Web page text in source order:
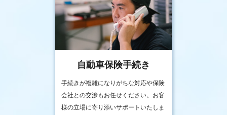
自動車保険手続き
手続きが複雑になりがちな対応や保険
会社との交渉もお任せください。お客
様の立場に寄り添いサポートいたしま